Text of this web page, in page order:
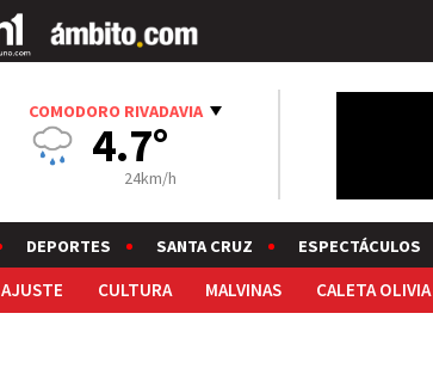
COMODORO RIVADAVIA
4.7°
24km/h
DEPORTES SANTA CRUZ ESPECTÁCULOS
AJUSTE CULTURA MALVINAS CALETA OLIVIA